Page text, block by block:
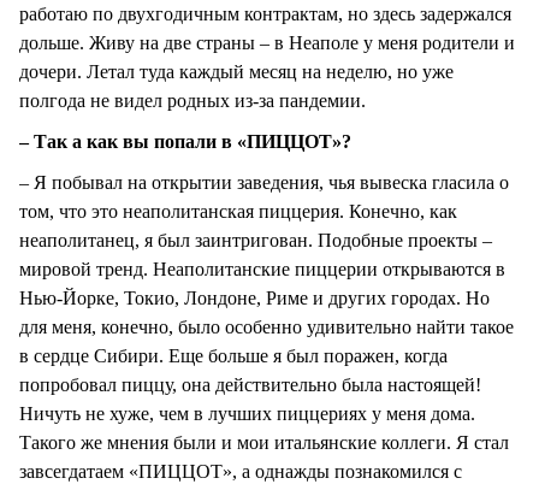
работаю по двухгодичным контрактам, но здесь задержался
дольше. Живу на две страны – в Неаполе у меня родители и
дочери. Летал туда каждый месяц на неделю, но уже
полгода не видел родных из-за пандемии.
– Так а как вы попали в «ПИЦЦОТ»?
– Я побывал на открытии заведения, чья вывеска гласила о
том, что это неаполитанская пиццерия. Конечно, как
неаполитанец, я был заинтригован. Подобные проекты –
мировой тренд. Неаполитанские пиццерии открываются в
Нью-Йорке, Токио, Лондоне, Риме и других городах. Но
для меня, конечно, было особенно удивительно найти такое
в сердце Сибири. Еще больше я был поражен, когда
попробовал пиццу, она действительно была настоящей!
Ничуть не хуже, чем в лучших пиццериях у меня дома.
Такого же мнения были и мои итальянские коллеги. Я стал
завсегдатаем «ПИЦЦОТ», а однажды познакомился с